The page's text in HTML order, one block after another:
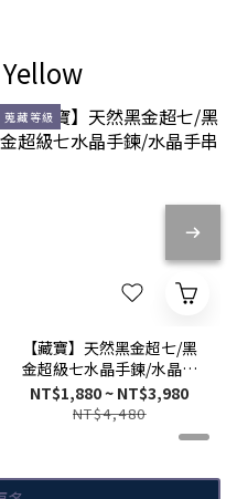
蒐藏等級
【藏寶】天然黑金超七/黑
金超級七水晶手鍊/水晶手
串
NT$1,880 ~ NT$3,980
NT$4,480